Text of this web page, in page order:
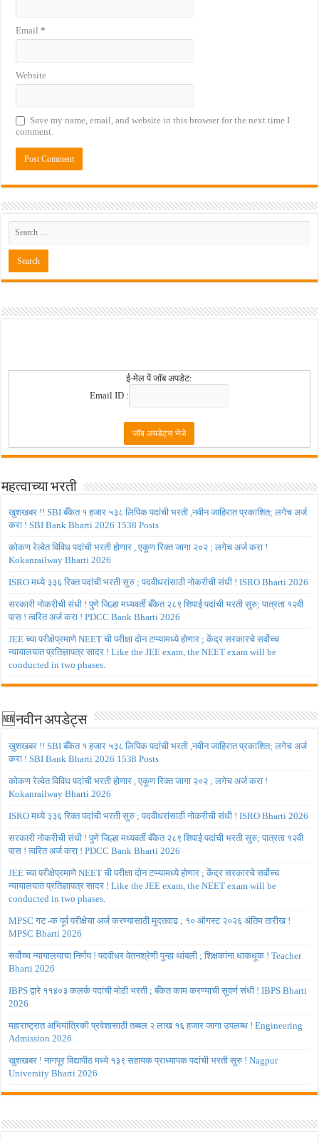
Email*
Website
Save my name, email, and website in this browser for the next time I
comment.
ई-मेल पें जॉब अपडेट:
Email ID :
महत्वाच्या भरती
खुशखबर !! SBI बँकेत १ हजार ५३८ लिपिक पदांची भरती ,नवीन जाहिरात प्रकाशित; लगेच अर्ज
करा ! SBI Bank Bharti 2026 1538 Posts
कोकण रेल्वेत विविध पदांची भरती होणार , एकूण रिक्त जागा २०२ ; लगेच अर्ज करा !
Kokanrailway Bharti 2026
ISRO मध्ये ३३६ रिक्त पदांची भरती सुरु ; पदवीधरांसाठी नोकरीची संधी ! ISRO Bharti 2026
सरकारी नोकरीची संधी ! पुणे जिल्हा मध्यवर्ती बँकेत २८९ शिपाई पदांची भरती सुरु; पात्रता १२वी
पास ! त्वरित अर्ज करा ! PDCC Bank Bharti 2026
JEE च्या परीक्षेप्रमाणे NEET ची परीक्षा दोन टप्प्यामध्ये होणार ; केंद्र सरकारचे सर्वोच्च
न्यायालयात प्रतिज्ञापत्र सादर ! Like the JEE exam, the NEET exam will be
conducted in two phases.
🆕नवीन अपडेट्स
खुशखबर !! SBI बँकेत १ हजार ५३८ लिपिक पदांची भरती ,नवीन जाहिरात प्रकाशित; लगेच अर्ज
करा ! SBI Bank Bharti 2026 1538 Posts
कोकण रेल्वेत विविध पदांची भरती होणार , एकूण रिक्त जागा २०२ ; लगेच अर्ज करा !
Kokanrailway Bharti 2026
ISRO मध्ये ३३६ रिक्त पदांची भरती सुरु ; पदवीधरांसाठी नोकरीची संधी ! ISRO Bharti 2026
सरकारी नोकरीची संधी ! पुणे जिल्हा मध्यवर्ती बँकेत २८९ शिपाई पदांची भरती सुरु; पात्रता १२वी
पास ! त्वरित अर्ज करा ! PDCC Bank Bharti 2026
JEE च्या परीक्षेप्रमाणे NEET ची परीक्षा दोन टप्प्यामध्ये होणार ; केंद्र सरकारचे सर्वोच्च
न्यायालयात प्रतिज्ञापत्र सादर ! Like the JEE exam, the NEET exam will be
conducted in two phases.
MPSC गट -क पूर्व परीक्षेचा अर्ज करण्यासाठी मुदतवाढ ; १० ऑगस्ट २०२६ अंतिम तारीख !
MPSC Bharti 2026
सर्वोच्च न्यायालयाचा निर्णय ! पदवीधर वेतनश्रेणी पुन्हा थांबली ; शिक्षकांना धाकधूक ! Teacher
Bharti 2026
IBPS द्वारे ११४०३ कलर्क पदांची मोठी भरती ; बँकेत काम करण्याची सुवर्ण संधी ! IBPS Bharti
2026
महाराष्ट्रात अभियांत्रिकी प्रवेशासाठी तब्बल २ लाख १६ हजार जागा उपलब्ध ! Engineering
Admission 2026
खुशखबर ! नागपूर विद्यापीठ मध्ये १३९ सहायक प्राध्यापक पदांची भरती सुरु ! Nagpur
University Bharti 2026